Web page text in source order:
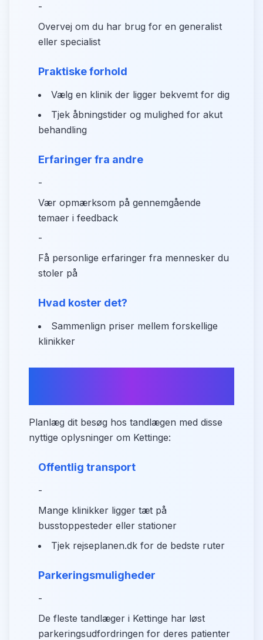
-
Overvej om du har brug for en generalist
eller specialist
Praktiske forhold
Vælg en klinik der ligger bekvemt for dig
Tjek åbningstider og mulighed for akut
behandling
Erfaringer fra andre
-
Vær opmærksom på gennemgående
temaer i feedback
-
Få personlige erfaringer fra mennesker du
stoler på
Hvad koster det?
Sammenlign priser mellem forskellige
klinikker
Planlæg dit besøg hos tandlægen med disse
nyttige oplysninger om Kettinge:
Offentlig transport
-
Mange klinikker ligger tæt på
busstoppesteder eller stationer
Tjek rejseplanen.dk for de bedste ruter
Parkeringsmuligheder
-
De fleste tandlæger i Kettinge har løst
parkeringsudfordringen for deres patienter